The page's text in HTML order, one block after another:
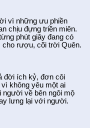
vì những ưu phiền
chịu đựng triền miên.
phút giây đang có
cho rượu, cõi trời Quên.
đời ích kỷ, đơn côi
vì không yêu một ai
người về bên ngôi mộ
lưng lại với người.